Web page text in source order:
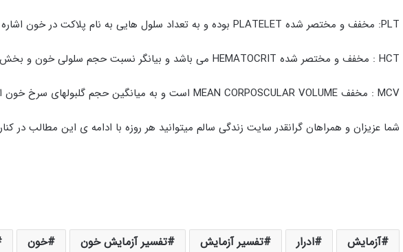
PLT: مخفف و مختصر شده PLATELET بوده و به تعداد سلول هایی به نام پلاکت در خون اشاره دارد.
HCT : مخفف و مختصر شده HEMATOCRIT می باشد و بیانگر نسبت حجم سلولی خون و بخش مایع خون می باشد.
MCV : مخفف MEAN CORPOSCULAR VOLUME است و به میانگین حجم گلبولهای سرخ خون اشاره دارد.
شما عزیزان و همراهان گرانقدر سایت زندگی سالم میتوانید هر روزه با ادامه ی این مطالب در
آزمایش ادرار تفسیر آزمایش تفسیر آزمایش خون خون